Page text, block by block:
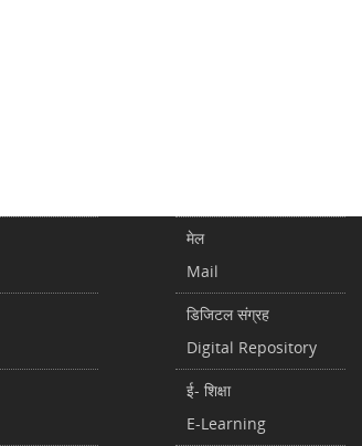
मेल
Mail
डिजिटल संग्रह
Digital Repository
ई- शिक्षा
E-Learning